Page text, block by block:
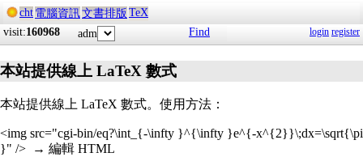
cht 電腦資訊文書排版 TeX
visit:160968 adm Find login register
本站提供線上 LaTeX 數式
本站提供線上 LaTeX 數式。使用方法：
<img src="cgi-bin/eq?\int_{-\infty }^{\infty }e^{-x^{2}}\;dx=\sqrt{\pi
}" /> → 編輯 HTML